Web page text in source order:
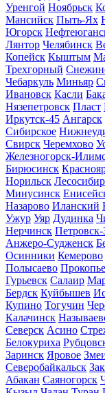
Уренгой Ноябрьск
Мансийск Пыть-Ях
Югорск
Лянтор Челябинск
Копейск Кыштым
Трехгорный
Чебаркуль Миньяр
Ивановск Касли
Нязепетровск Пласт
Иркутск-45 Ангарск
Сибирское
Свирск Черемхово
Железногорск-
Бирюсинск
Норильск
Минусинск
Назарово Иланский
Ужур Уяр Дудинка
Нерчинск Петровск-
Анжеро-Судженск
Осинники Кемерово
Полысаево
Гурьевск Салаир
Бердск Куйбышев
Купино Тогучин
Калачинск
Северск Асино
Белокуриха
Заринск Яровое
Северобайкальск
Абакан Саяногорск